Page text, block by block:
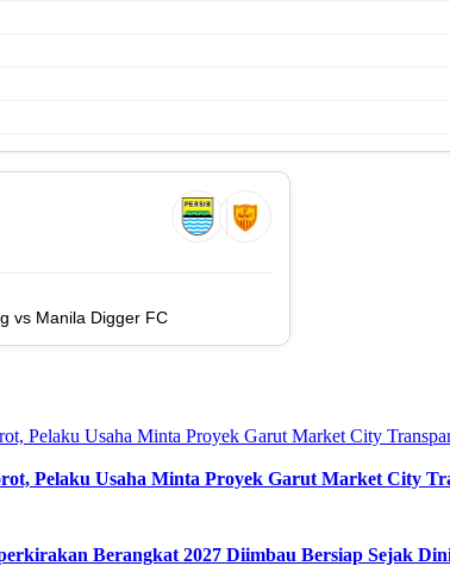
vs Manila Digger FC
Pelaku Usaha Minta Proyek Garut Market City
Berangkat 2027 Diimbau Bersiap Sejak